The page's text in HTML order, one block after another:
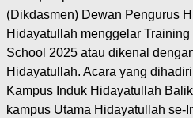
(Dikdasmen) Dewan Pengurus
Hidayatullah menggelar
School 2025 atau dikenal
Hidayatullah. Acara yang
Kampus Induk Hidayatullah
kampus Utama Hidayatullah se-